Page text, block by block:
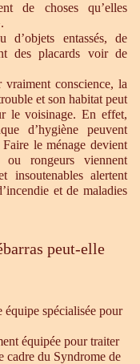
de choses qu’elles
entassés, de
des placards voir de
conscience, la
et son habitat peut
le voisinage. En effet,
d’hygiène peuvent
Faire le ménage devient
ou rongeurs viennent
insoutenables alertent
et de maladies
peut-elle
spécialisée pour
équipée pour traiter
cadre du Syndrome de